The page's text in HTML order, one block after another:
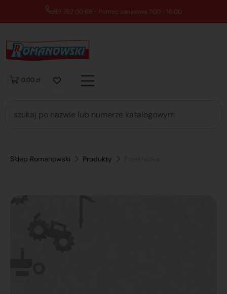
89 762 00 69 - Pomoc zakupowa 7:00 - 16:00
0,00 zł
Sklep Romanowski Produkty